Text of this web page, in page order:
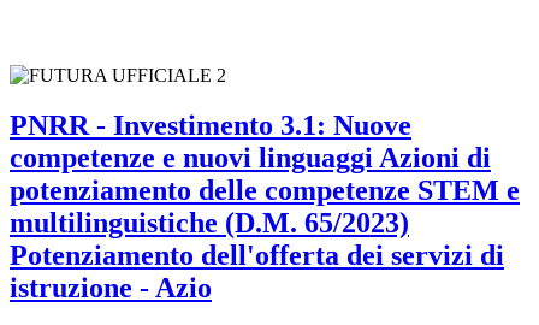
PNRR - Investimento 3.1: Nuove
competenze e nuovi linguaggi Azioni di
potenziamento delle competenze STEM e
multilinguistiche (D.M. 65/2023)
Potenziamento dell'offerta dei servizi di
istruzione - Azio